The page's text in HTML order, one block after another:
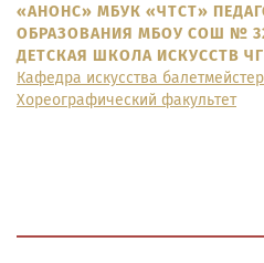
«АНОНС» МБУК «ЧТСТ»
ОБРАЗОВАНИЯ МБОУ СОШ №
ДЕТСКАЯ ШКОЛА ИСКУССТВ
Кафедра искусства
Хореографический факультет